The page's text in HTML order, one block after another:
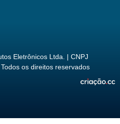
Eletrônicos Ltda. | CNPJ
os direitos reservados